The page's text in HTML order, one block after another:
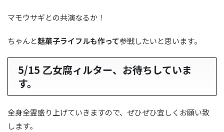
マモウサギとの共演なるか！
ちゃんと麩菓子ライフルも作って参戦したいと思います。
5/15 乙女腐ィルター、お待ちしていま
す。
全身全霊盛り上げていきますので、ぜひぜひ宜しくお願い致
します。